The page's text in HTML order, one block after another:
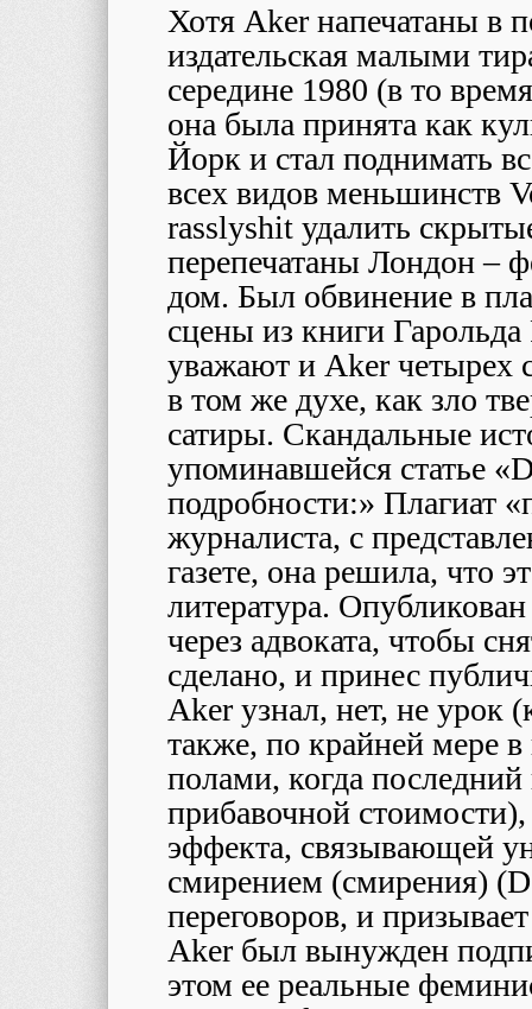
Хотя Aker напечатаны в
издательская малыми
середине 1980 (в то
она была принята как
Йорк и стал поднимать
всех видов меньшинств
rasslyshit удалить
перепечатаны Лондон –
дом. Был обвинение в
сцены из книги Гарольда
уважают и Aker четырех
в том же духе, как зло
сатиры. Скандальные
упоминавшейся статье «
подробности:» Плагиат
журналиста, с
газете, она решила, что
литература.
через адвоката, чтобы
сделано, и принес
Aker узнал, нет, не урок
также, по крайней мере
полами, когда
прибавочной
эффекта, связывающей
смирением (смирения) (
переговоров, и
Aker был вынужден
этом ее реальные